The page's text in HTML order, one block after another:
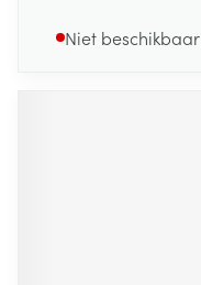
Niet beschikbaar